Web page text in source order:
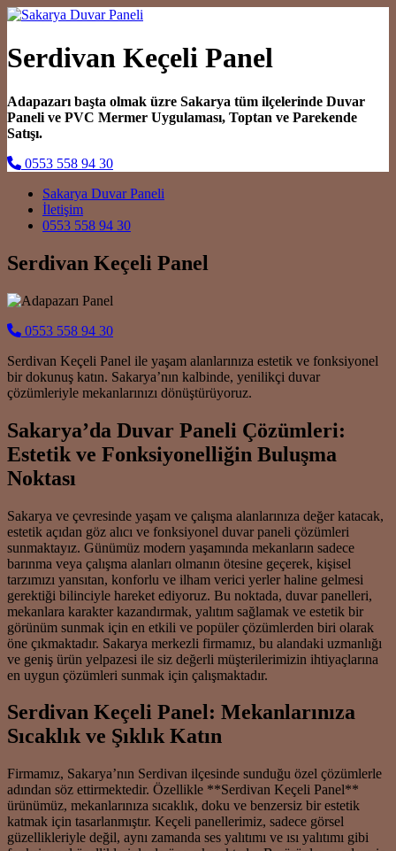
Serdivan Keçeli Panel
Adapazarı başta olmak üzre Sakarya tüm ilçelerinde Duvar
Paneli ve PVC Mermer Uygulaması, Toptan ve Parekende
Satışı.
0553 558 94 30
Main Navigation
Sakarya Duvar Paneli
İletişim
0553 558 94 30
Serdivan Keçeli Panel
0553 558 94 30
Serdivan Keçeli Panel ile yaşam alanlarınıza estetik ve fonksiyonel
bir dokunuş katın. Sakarya’nın kalbinde, yenilikçi duvar
çözümleriyle mekanlarınızı dönüştürüyoruz.
Sakarya’da Duvar Paneli Çözümleri:
Estetik ve Fonksiyonelliğin Buluşma
Noktası
Sakarya ve çevresinde yaşam ve çalışma alanlarınıza değer katacak,
estetik açıdan göz alıcı ve fonksiyonel duvar paneli çözümleri
sunmaktayız. Günümüz modern yaşamında mekanların sadece
barınma veya çalışma alanları olmanın ötesine geçerek, kişisel
tarzımızı yansıtan, konforlu ve ilham verici yerler haline gelmesi
gerektiği bilinciyle hareket ediyoruz. Bu noktada, duvar panelleri,
mekanlara karakter kazandırmak, yalıtım sağlamak ve estetik bir
görünüm sunmak için en etkili ve popüler çözümlerden biri olarak
öne çıkmaktadır. Sakarya merkezli firmamız, bu alandaki uzmanlığı
ve geniş ürün yelpazesi ile siz değerli müşterilerimizin ihtiyaçlarına
en uygun çözümleri sunmak için çalışmaktadır.
Serdivan Keçeli Panel: Mekanlarınıza
Sıcaklık ve Şıklık Katın
Firmamız, Sakarya’nın Serdivan ilçesinde sunduğu özel çözümlerle
adından söz ettirmektedir. Özellikle **Serdivan Keçeli Panel**
ürünümüz, mekanlarınıza sıcaklık, doku ve benzersiz bir estetik
katmak için tasarlanmıştır. Keçeli panellerimiz, sadece görsel
güzellikleriyle değil, aynı zamanda ses yalıtımı ve ısı yalıtımı gibi